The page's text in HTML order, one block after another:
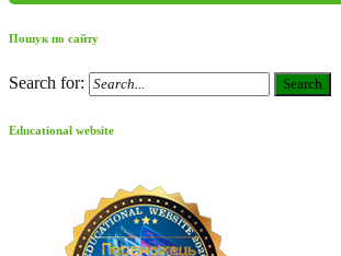
Пошук по сайту
Search for: Search
Educational website